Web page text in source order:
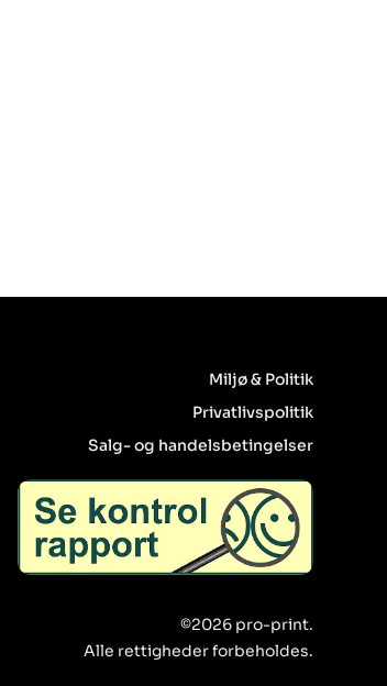
Miljø & Politik
Privatlivspolitik
Salg- og handelsbetingelser
©2026 pro-print.
Alle rettigheder forbeholdes.